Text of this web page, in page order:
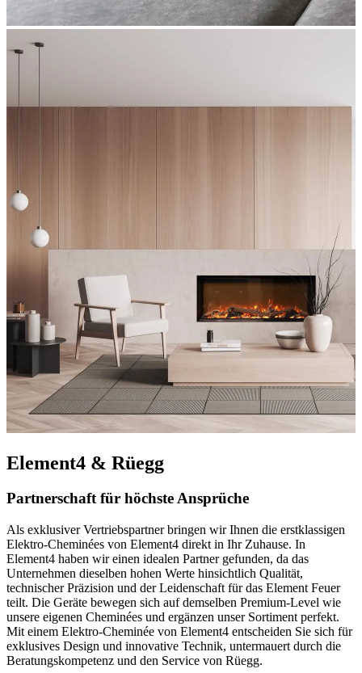
Element4 & Rüegg
Partnerschaft für höchste Ansprüche
Als exklusiver Vertriebspartner bringen wir Ihnen die erstklassigen
Elektro-Cheminées von Element4 direkt in Ihr Zuhause. In
Element4 haben wir einen idealen Partner gefunden, da das
Unternehmen dieselben hohen Werte hinsichtlich Qualität,
technischer Präzision und der Leidenschaft für das Element Feuer
teilt. Die Geräte bewegen sich auf demselben Premium-Level wie
unsere eigenen Cheminées und ergänzen unser Sortiment perfekt.
Mit einem Elektro-Cheminée von Element4 entscheiden Sie sich für
exklusives Design und innovative Technik, untermauert durch die
Beratungskompetenz und den Service von Rüegg.